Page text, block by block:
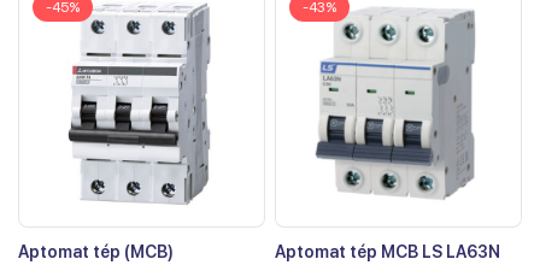
-45%
Aptomat tép (MCB)
-43%
Aptomat tép MCB LS LA63N